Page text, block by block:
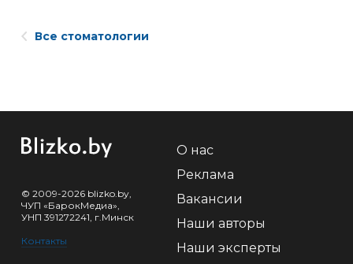
Все стоматологии
© 2009-2026 blizko.by,
ЧУП «БарокМедиа»,
УНП 391272241, г.Минск
Контакты
О нас
Реклама
Вакансии
Наши авторы
Наши эксперты